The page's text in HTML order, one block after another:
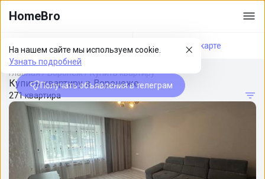
HomeBro
На нашем сайте мы используем cookie.
Узнать подробней
Получать объявления в телеграм
Фильтры На карте
Главная/Воронеж/Купить квартиру
Купить квартиру в Воронеже
271 квартира